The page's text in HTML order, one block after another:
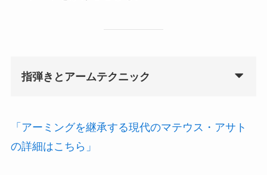
指弾きとアームテクニック
「アーミングを継承する現代のマテウス・アサト
の詳細はこちら」